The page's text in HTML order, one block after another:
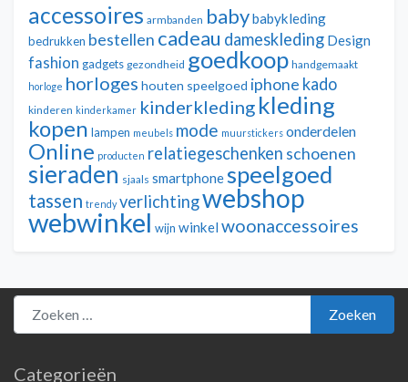
accessoires armbanden babybabykleding
bedrukken bestellen cadeau dameskleding Design
fashion gadgets gezondheid goedkoop handgemaakt
horloge horloges houten speelgoed iphone kado
kinderen kinderkamer kinderkleding kleding
kopen lampen meubels mode muurstickers onderdelen
Online producten relatiegeschenken schoenen
sieraden sjaals smartphonespeelgoed
tassen trendy verlichtingwebshop
webwinkel wijn winkelwoonaccessoires
Zoeken naar:
Zoeken
Categorieën